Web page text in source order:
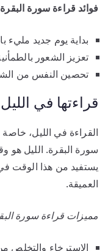
فوائد قراءة سورة
بداية يوم جديد مليء
تعزيز الشعور
تحصين النفس من
قراءتها في الليل
القراءة في الليل، خاصة
سورة البقرة. الليل هو
يستفيد من هذا الوقت في
العميقة.
مميزات قراءة سورة
الاسترخاء والتخلص